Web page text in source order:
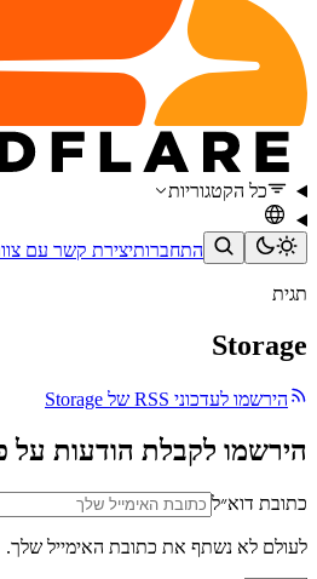
כל הקטגוריות
התחברותיצירת קשר עם
תגית
Storage
הירשמו לעדכוני RSS של Storage
הירשמו לקבלת הודעות על
כתובת דוא״ל
לעולם לא נשתף את כתובת האימייל שלך.